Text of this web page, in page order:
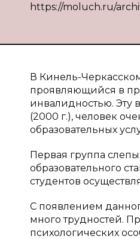
https://moluch.ru/
В Кинель-
проявляющийся в
инвалидностью. Эту
(2000 г.), человек
образовательных
Первая группа
образовательного
студентов
С появлением
много трудностей.
психологических